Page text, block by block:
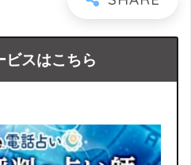
ビスはこちら